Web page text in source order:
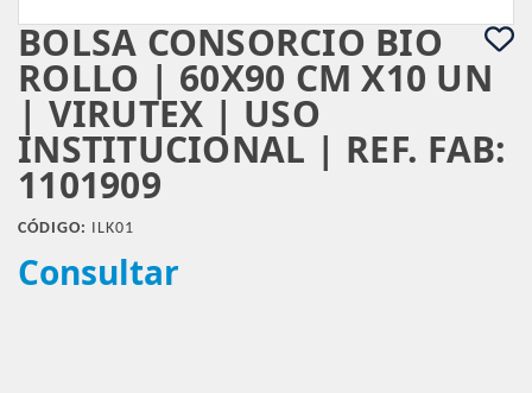
BOLSA CONSORCIO BIO
ROLLO | 60X90 CM X10 UN
| VIRUTEX | USO
INSTITUCIONAL | REF. FAB:
1101909
CÓDIGO: ILK01
Consultar